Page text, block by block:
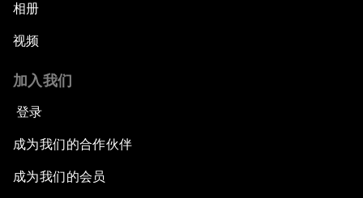
相册
视频
加入我们
登录
成为我们的合作伙伴
成为我们的会员